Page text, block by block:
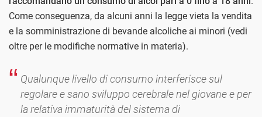
Come conseguenza, da alcuni anni la legge vieta la vendita
e la somministrazione di bevande alcoliche ai minori (vedi
oltre per le modifiche normative in materia).
Qualunque livello di consumo interferisce sul
regolare e sano sviluppo cerebrale nel giovane e per
la relativa immaturità del sistema di